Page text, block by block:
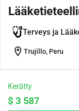
Terveys ja
location_on Trujillo, Peru
Kerätty
$ 3 587